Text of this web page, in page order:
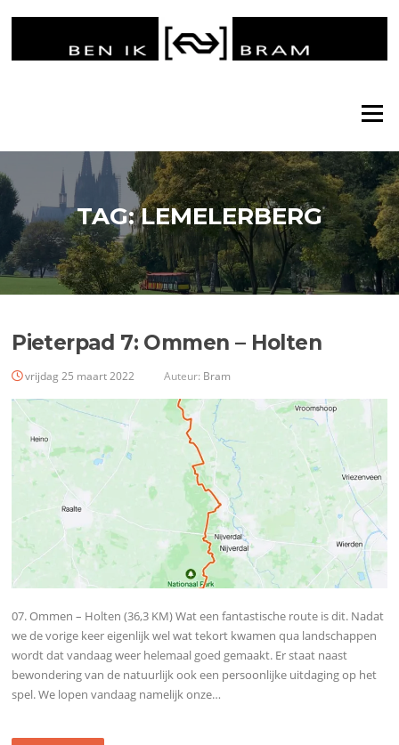
Menu
TAG:LEMELERBERG
Pieterpad 7: Ommen – Holten
vrijdag 25 maart 2022 Auteur: Bram
07. Ommen – Holten (36,3 KM) Wat een fantastische route is dit. Nadat
we de vorige keer eigenlijk wel wat tekort kwamen qua landschappen
wordt dat vandaag weer helemaal goed gemaakt. Er staat naast
bewondering van de natuurlijk ook een persoonlijke uitdaging op het
spel. We lopen vandaag namelijk onze…